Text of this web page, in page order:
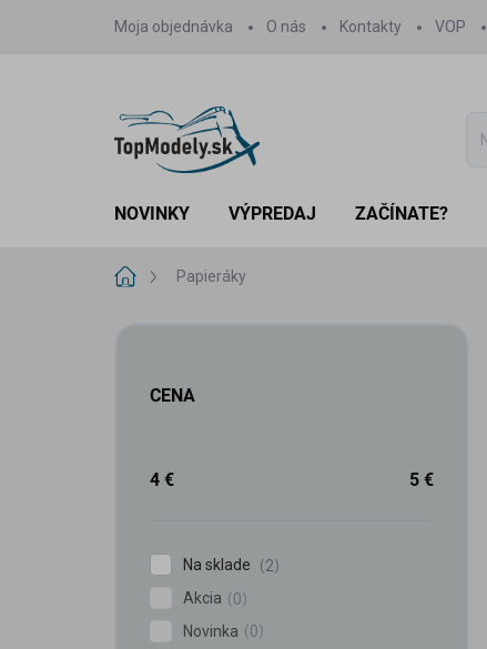
Moja objednávka O nás Kontakty VOP
NOVINKY VÝPREDAJ ZAČÍNATE?
DomovPapieráky
CENA
4 € 5 €
Na sklade
2
Akcia
0
Novinka
0